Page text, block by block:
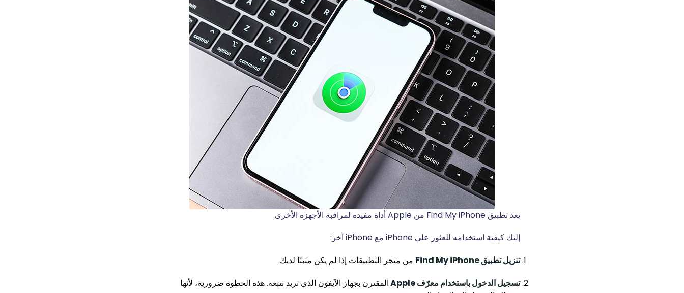
يعد تطبيق Find My iPhone من Apple أداة مفيدة لمراقبة الأجهزة الأخرى.
إليك كيفية استخدامه للعثور على iPhone مع iPhone آخر:
تنزيل تطبيق Find My iPhone
من متجر التطبيقات إذا لم يكن مثبتًا لديك.
تسجيل الدخول باستخدام معرّف Apple
المقترن بجهاز الآيفون الذي تريد تتبعه. هذه الخطوة ضرورية، لأنها